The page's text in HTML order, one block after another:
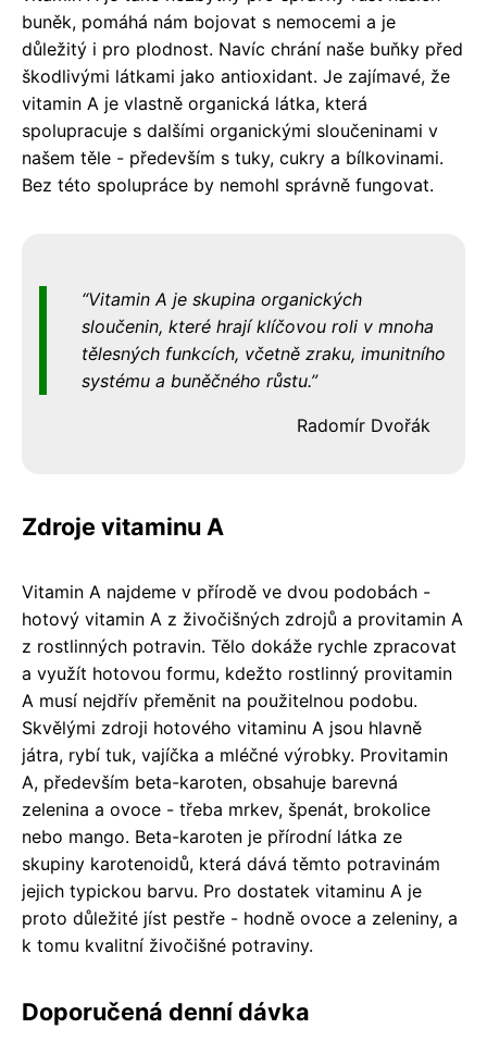
buněk, pomáhá nám bojovat s nemocemi a je
důležitý i pro plodnost. Navíc chrání naše buňky před
škodlivými látkami jako antioxidant. Je zajímavé, že
vitamin A je vlastně organická látka, která
spolupracuje s dalšími organickými sloučeninami v
našem těle - především s tuky, cukry a bílkovinami.
Bez této spolupráce by nemohl správně fungovat.
Vitamin A je skupina organických
sloučenin, které hrají klíčovou roli v mnoha
tělesných funkcích, včetně zraku, imunitního
systému a buněčného růstu.
Radomír Dvořák
Zdroje vitaminu A
Vitamin A najdeme v přírodě ve dvou podobách -
hotový vitamin A z živočišných zdrojů a provitamin A
z rostlinných potravin. Tělo dokáže rychle zpracovat
a využít hotovou formu, kdežto rostlinný provitamin
A musí nejdřív přeměnit na použitelnou podobu.
Skvělými zdroji hotového vitaminu A jsou hlavně
játra, rybí tuk, vajíčka a mléčné výrobky. Provitamin
A, především beta-karoten, obsahuje barevná
zelenina a ovoce - třeba mrkev, špenát, brokolice
nebo mango. Beta-karoten je přírodní látka ze
skupiny karotenoidů, která dává těmto potravinám
jejich typickou barvu. Pro dostatek vitaminu A je
proto důležité jíst pestře - hodně ovoce a zeleniny, a
k tomu kvalitní živočišné potraviny.
Doporučená denní dávka